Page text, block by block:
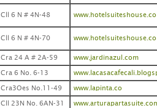
Cll 6 N # 4N-48
Cll 6 N # 4N-70
Cra 24 A # 2A-59
www.jardinazul.com
Cra 6 No. 6-13
Cra3Oes No.11-49
www.lapinta.co
Cll 23N No. 6AN-31